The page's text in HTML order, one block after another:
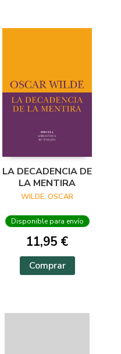
LA DECADENCIA DE
LA MENTIRA
WILDE, OSCAR
Disponible para envío
11,95 €
Comprar